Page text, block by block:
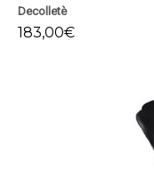
Decolletè
183,00€